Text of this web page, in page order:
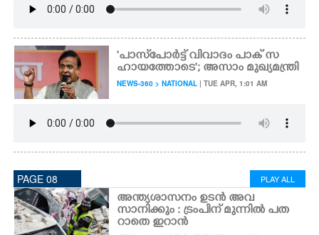
'പാസ്‌പോർട്ട് വിവാദം പാക് സ
ഹായത്തോടെ'; അസാം മുഖ്യമന്ത്രി
NEWS-360 > NATIONAL | TUE APR, 1:01 AM
PAGE 08 PLAY ALL
അന്ത്യശാസനം ഉടൻ അവ
സാനിക്കും : ട്രംപിന് മുന്നിൽ പത
റാതെ ഇറാൻ